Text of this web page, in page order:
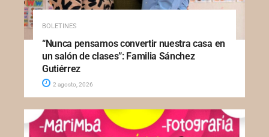
BOLETINES
“Nunca pensamos convertir nuestra casa en
un salón de clases”: Familia Sánchez
Gutiérrez
2 agosto, 2026